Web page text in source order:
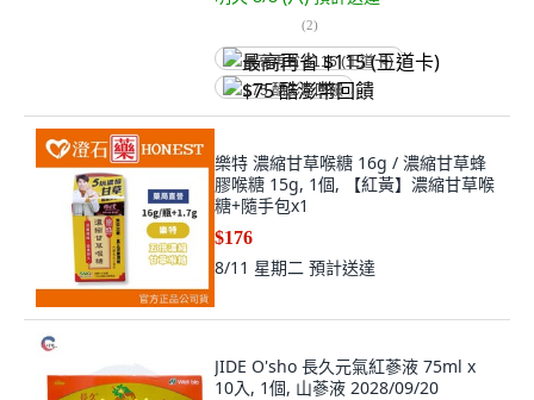
(2)
最高再省 $115 (王道卡)
$75 酷澎幣回饋
樂特 濃縮甘草喉糖 16g / 濃縮甘草蜂
膠喉糖 15g, 1個, 【紅黃】濃縮甘草喉
糖+隨手包x1
$176
8/11 星期二 預計送達
JIDE O'sho 長久元氣紅蔘液 75ml x
10入, 1個, 山蔘液 2028/09/20